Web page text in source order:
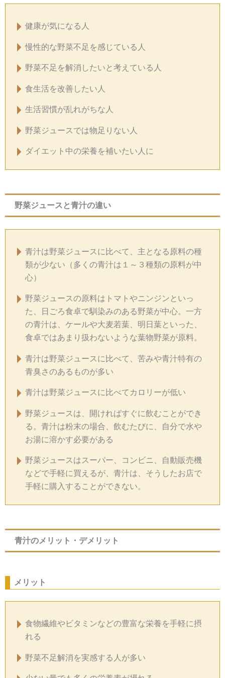
健康が気になる人
慢性的な野菜不足を感じている人
野菜不足を解消したいと考えている人
食生活を改善したい人
生活習慣が乱れがちな人
野菜ジュースでは物足りない人
ダイエット中の栄養を補いたい人に
野菜ジュースと青汁の違い
青汁は野菜ジュースに比べて、主となる原料の種
類が少ない（多くの青汁は１～３種類の原料が中
心）
野菜ジュースの原料はトマトやニンジンといっ
た、日ごろ食卓で馴染みのある野菜が中心。一方
の青汁は、ケールや大麦若葉、明日葉といった、
食卓ではあまり扱わないような葉物野菜が原料。
青汁は野菜ジュースに比べて、苦みや青汁特有の
青臭さのあるものが多い
青汁は野菜ジュースに比べてカロリーが低い
野菜ジュースは、開ければすぐに飲むことができ
る。青汁は粉末の場合、飲むたびに、自分で水や
お湯に溶かす必要がある
野菜ジュースはスーパー、コンビニ、自動販売機
などで手軽に買えるが、青汁は、そうしたお店で
手軽に購入することができない。
青汁のメリット・デメリット
メリット
食物繊維やビタミンなどの豊富な栄養を手軽に摂
れる
野菜不足解消を実感する人が多い